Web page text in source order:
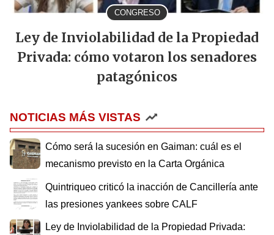
CONGRESO
Ley de Inviolabilidad de la Propiedad
Privada: cómo votaron los senadores
patagónicos
NOTICIAS MÁS VISTAS
Cómo será la sucesión en Gaiman: cuál es el
mecanismo previsto en la Carta Orgánica
Quintriqueo criticó la inacción de Cancillería ante
las presiones yankees sobre CALF
Ley de Inviolabilidad de la Propiedad Privada: